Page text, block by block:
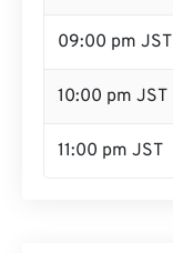
09:00 pm JST
10:00 pm JST
11:00 pm JST